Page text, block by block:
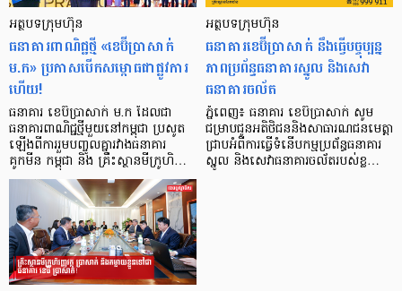
អត្ថបទក្រុមហ៊ុន
ធនាគារពាណិជ្ជថ្មី «ខេប៊ីប្រាសាក់
ម.ក» ប្រកាសបើកសម្ពោធជាផ្លូវការ
ហើយ!
ធនាគារ ខេប៊ីប្រាសាក់ ម.ក ដែលជា
ធនាគារពាណិជ្ជថ្មីមួយនៅកម្ពុជា ប្រសូត
ឡើងពីការរួមបញ្ចូលគ្នារវាងធនាគារ
គូកមីន កម្ពុជា និង គ្រឹះស្ថានមីក្រូហិ…
អត្ថបទក្រុមហ៊ុន
ធនាគារខេប៊ីប្រាសាក់ នឹងធ្វើបច្ចុប្បន្ន
ភាពប្រព័ន្ធធនាគារស្នូល និងសេវា
ធនាគារចល័ត
ភ្នំពេញ៖ ធនាគារ ខេប៊ីប្រាសាក់ សូម
ជម្រាបជូនអតិថិជននិងសាធារណជនមេត្តា
ជ្រាបអំពីការធ្វើទំនើបកម្មប្រព័ន្ធធនាគារ
ស្នូល និងសេវាធនាគារចល័តរបស់ខ្ល…